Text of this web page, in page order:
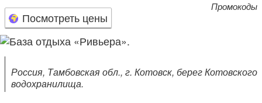
Посмотреть цены
Промокоды
Россия, Тамбовская обл., г. Котовск, берег Котовского
водохранилища.